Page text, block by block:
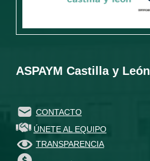
ASPAYM Castilla y León
CONTACTO
ÚNETE AL EQUIPO
TRANSPARENCIA